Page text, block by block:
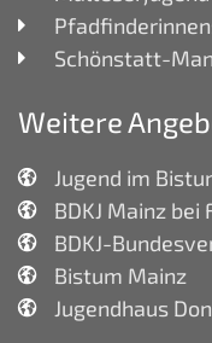
Schönstatt-
Weitere
Jugend im
BDKJ Mainz bei
BDKJ-
Bistum Mainz
Jugendhaus